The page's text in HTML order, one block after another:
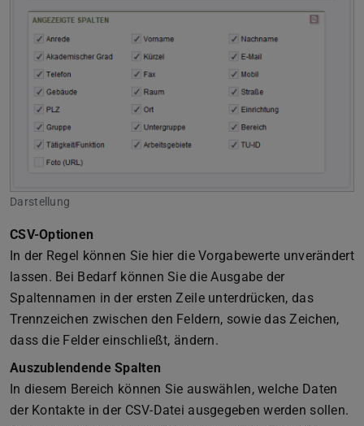
Darstellung
CSV-Optionen
In der Regel können Sie hier die Vorgabewerte unverändert
lassen. Bei Bedarf können Sie die Ausgabe der
Spaltennamen in der ersten Zeile unterdrücken, das
Trennzeichen zwischen den Feldern, sowie das Zeichen,
dass die Felder einschließt, ändern.
Auszublendende Spalten
In diesem Bereich können Sie auswählen, welche Daten
der Kontakte in der CSV-Datei ausgegeben werden sollen.